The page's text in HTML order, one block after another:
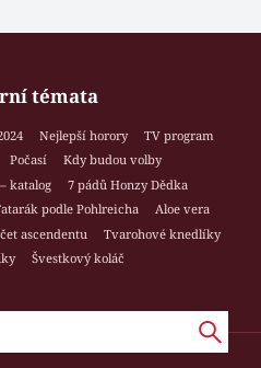
témata
Nejlepší horory
TV program
Počasí
Kdy budou volby
katalog
7 pádů Honzy Dědka
podle Pohlreicha
Aloe vera
ascendentu
Tvarohové knedlíky
Švestkový koláč